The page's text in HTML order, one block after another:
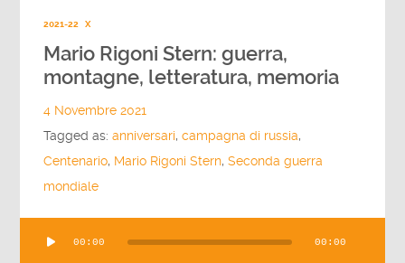
2021-22 X
Mario Rigoni Stern: guerra,
montagne, letteratura, memoria
4 Novembre 2021
Tagged as:anniversari,campagna di russia,
Centenario, Mario Rigoni Stern,Seconda guerra
mondiale
Player
00:00 00:00